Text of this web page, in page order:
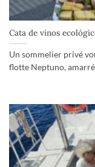
Cata de vinos
Un sommelier privé
flotte Neptuno, amarré